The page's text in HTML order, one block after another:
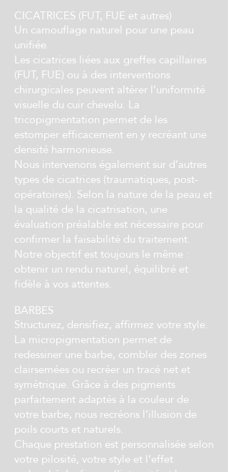
CICATRICES (FUT, FUE et autres)
Un camouflage naturel pour une peau
unifiée.
Les cicatrices liées aux greffes capillaires
(FUT, FUE) ou à des interventions
chirurgicales peuvent altérer l’uniformité
visuelle du cuir chevelu. La
tricopigmentation permet de les
estomper efficacement en y recréant une
densité harmonieuse.
Nous intervenons également sur d’autres
types de cicatrices (traumatiques, post-
opératoires). Selon la nature de la peau et
la qualité de la cicatrisation, une
évaluation préalable est nécessaire pour
confirmer la faisabilité du traitement.
Notre objectif est toujours le même :
obtenir un rendu naturel, équilibré et
fidèle à vos attentes.
BARBES
Structurez, densifiez, affirmez votre style.
La micropigmentation permet de
redessiner une barbe, combler des zones
clairsemées ou recréer un tracé net et
symétrique. Grâce à des pigments
parfaitement adaptés à la couleur de
votre barbe, nous recréons l’illusion de
poils courts et naturels.
Chaque prestation est personnalisée selon
votre pilosité, votre style et l’effet